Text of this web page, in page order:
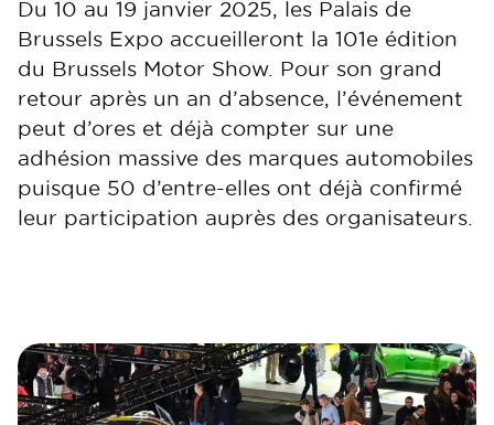
Du 10 au 19 janvier 2025, les Palais de
Brussels Expo accueilleront la 101e édition
du Brussels Motor Show. Pour son grand
retour après un an d’absence, l’événement
peut d’ores et déjà compter sur une
adhésion massive des marques automobiles
puisque 50 d’entre-elles ont déjà confirmé
leur participation auprès des organisateurs.